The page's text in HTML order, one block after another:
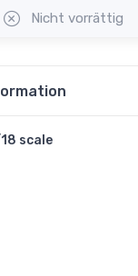
Nicht vorrättig
scale